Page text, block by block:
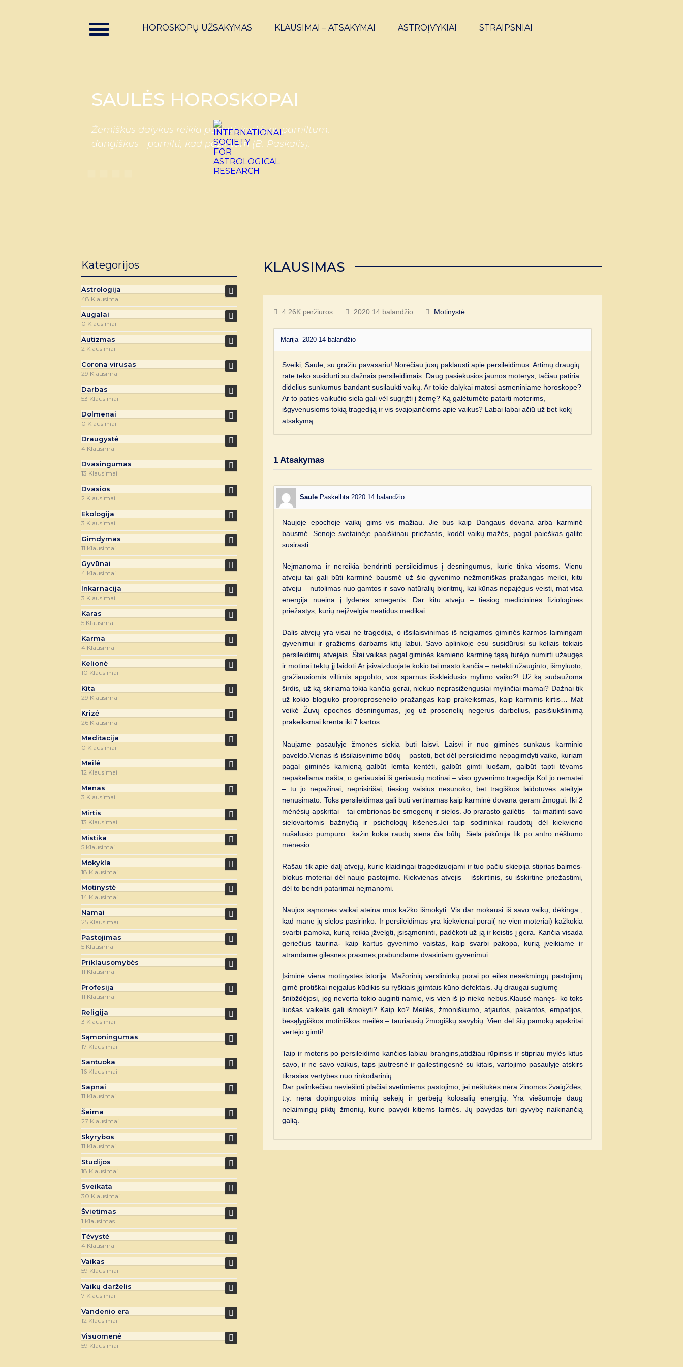
HOROSKOPŲ UŽSAKYMAS KLAUSIMAI – ATSAKYMAI ASTROĮVYKIAI STRAIPSNIAI
SAULĖS HOROSKOPAI
Žemiškus dalykus reikia pažinti, kad juos pamiltum,
dangiškus - pamilti, kad pažintum (B. Paskalis).
KLAUSIMAS
4.26K peržiūros 2020 14 balandžio Motinystė
Marija2020 14 balandžio
Sveiki, Saule, su gražiu pavasariu! Norėčiau jūsų paklausti apie persileidimus. Artimų draugių
rate teko susidurti su dažnais persileidimais. Daug pasiekusios jaunos moterys, tačiau patiria
didelius sunkumus bandant susilaukti vaikų. Ar tokie dalykai matosi asmeniniame horoskope?
Ar to paties vaikučio siela gali vėl sugrįžti į žemę? Ką galėtumėte patarti moterims,
išgyvenusioms tokią tragediją ir vis svajojančioms apie vaikus? Labai labai ačiū už bet kokį
atsakymą.
1 Atsakymas
Saule Paskelbta 2020 14 balandžio
Naujoje epochoje vaikų gims vis mažiau. Jie bus kaip Dangaus dovana arba karminė
bausmė. Senoje svetainėje paaiškinau priežastis, kodėl vaikų mažės, pagal paieškas galite
susirasti.
Neįmanoma ir nereikia bendrinti persileidimus į dėsningumus, kurie tinka visoms. Vienu
atveju tai gali būti karminė bausmė už šio gyvenimo nežmoniškas pražangas meilei, kitu
atveju – nutolimas nuo gamtos ir savo natūralių bioritmų, kai kūnas nepajėgus veisti, mat visa
energija nueina į lyderės smegenis. Dar kitu atveju – tiesiog medicininės fiziologinės
priežastys, kurių neįžvelgia neatidūs medikai.
Dalis atvejų yra visai ne tragedija, o išsilaisvinimas iš neigiamos giminės karmos laimingam
gyvenimui ir gražiems darbams kitų labui. Savo aplinkoje esu susidūrusi su keliais tokiais
persileidimų atvejais. Štai vaikas pagal giminės kamieno karminę tąsą turėjo numirti užaugęs
ir motinai tektų jį laidoti.Ar įsivaizduojate kokio tai masto kančia – netekti užauginto, išmyluoto,
gražiausiomis viltimis apgobto, vos sparnus išskleidusio mylimo vaiko?! Už ką sudaužoma
širdis, už ką skiriama tokia kančia gerai, niekuo neprasižengusiai mylinčiai mamai? Dažnai tik
už kokio blogiuko proproprosenelio pražangas kaip prakeiksmas, kaip karminis kirtis… Mat
veikė Žuvų epochos dėsningumas, jog už prosenelių negerus darbelius, pasišiukšlinimą
prakeiksmai krenta iki 7 kartos.
.
Naujame pasaulyje žmonės siekia būti laisvi. Laisvi ir nuo giminės sunkaus karminio
paveldo.Vienas iš išsilaisvinimo būdų – pastoti, bet dėl persileidimo nepagimdyti vaiko, kuriam
pagal giminės kamieną galbūt lemta kentėti, galbūt gimti luošam, galbūt tapti tėvams
nepakeliama našta, o geriausiai iš geriausių motinai – viso gyvenimo tragedija.Kol jo nematei
– tu jo nepažinai, neprisirišai, tiesiog vaisius nesunoko, bet tragiškos laidotuvės ateityje
nenusimato. Toks persileidimas gali būti vertinamas kaip karminė dovana geram žmogui. Iki 2
mėnėsių apskritai – tai embrionas be smegenų ir sielos. Jo prarasto gailėtis – tai maitinti savo
sielovartomis bažnyčią ir psichologų kišenes.Jei taip sodininkai raudotų dėl kiekvieno
nušalusio pumpuro…kažin kokia raudų siena čia būtų. Siela įsikūnija tik po antro nėštumo
mėnesio.
Rašau tik apie dalį atvejų, kurie klaidingai tragedizuojami ir tuo pačiu skiepija stiprias baimes-
blokus moteriai dėl naujo pastojimo. Kiekvienas atvejis – išskirtinis, su išskirtine priežastimi,
dėl to bendri patarimai neįmanomi.
Naujos sąmonės vaikai ateina mus kažko išmokyti. Vis dar mokausi iš savo vaikų, dėkinga ,
kad mane jų sielos pasirinko. Ir persileidimas yra kiekvienai porai( ne vien moteriai) kažkokia
svarbi pamoka, kurią reikia įžvelgti, įsisąmoninti, padėkoti už ją ir keistis į gera. Kančia visada
geriečius taurina- kaip kartus gyvenimo vaistas, kaip svarbi pakopa, kurią įveikiame ir
atrandame gilesnes prasmes,prabundame dvasiniam gyvenimui.
Įsiminė viena motinystės istorija. Mažorinių verslininkų porai po eilės nesėkmingų pastojimų
gimė protiškai neįgalus kūdikis su ryškiais įgimtais kūno defektais. Jų draugai suglumę
šnibždėjosi, jog neverta tokio auginti namie, vis vien iš jo nieko nebus.Klausė manęs- ko toks
luošas vaikelis gali išmokyti? Kaip ko? Meilės, žmoniškumo, atjautos, pakantos, empatijos,
besąlygiškos motiniškos meilės – tauriausių žmogiškų savybių. Vien dėl šių pamokų apskritai
vertėjo gimti!
Taip ir moteris po persileidimo kančios labiau brangins,atidžiau rūpinsis ir stipriau mylės kitus
savo, ir ne savo vaikus, taps jautresnė ir gailestingesnė su kitais, vartojimo pasaulyje atskirs
tikrasias vertybes nuo rinkodarinių.
Dar palinkėčiau neviešinti plačiai svetimiems pastojimo, jei nėštukės nėra žinomos žvaigždės,
t.y. nėra dopinguotos minių sekėjų ir gerbėjų kolosalių energijų. Yra viešumoje daug
nelaimingų piktų žmonių, kurie pavydi kitiems laimės. Jų pavydas turi gyvybę naikinančią
galią.
Kategorijos
Astrologija
48 Klausimai
Augalai
0 Klausimai
Autizmas
2 Klausimai
Corona virusas
29 Klausimai
Darbas
53 Klausimai
Dolmenai
0 Klausimai
Draugystė
4 Klausimai
Dvasingumas
13 Klausimai
Dvasios
2 Klausimai
Ekologija
3 Klausimai
Gimdymas
11 Klausimai
Gyvūnai
4 Klausimai
Inkarnacija
3 Klausimai
Karas
5 Klausimai
Karma
4 Klausimai
Kelionė
10 Klausimai
Kita
29 Klausimai
Krizė
26 Klausimai
Meditacija
0 Klausimai
Meilė
12 Klausimai
Menas
3 Klausimai
Mirtis
13 Klausimai
Mistika
5 Klausimai
Mokykla
18 Klausimai
Motinystė
14 Klausimai
Namai
25 Klausimai
Pastojimas
5 Klausimai
Priklausomybės
11 Klausimai
Profesija
11 Klausimai
Religija
3 Klausimai
Sąmoningumas
17 Klausimai
Santuoka
16 Klausimai
Sapnai
11 Klausimai
Šeima
27 Klausimai
Skyrybos
11 Klausimai
Studijos
18 Klausimai
Sveikata
30 Klausimai
Švietimas
1 Klausimas
Tėvystė
4 Klausimai
Vaikas
59 Klausimai
Vaikų darželis
7 Klausimai
Vandenio era
12 Klausimai
Visuomenė
59 Klausimai